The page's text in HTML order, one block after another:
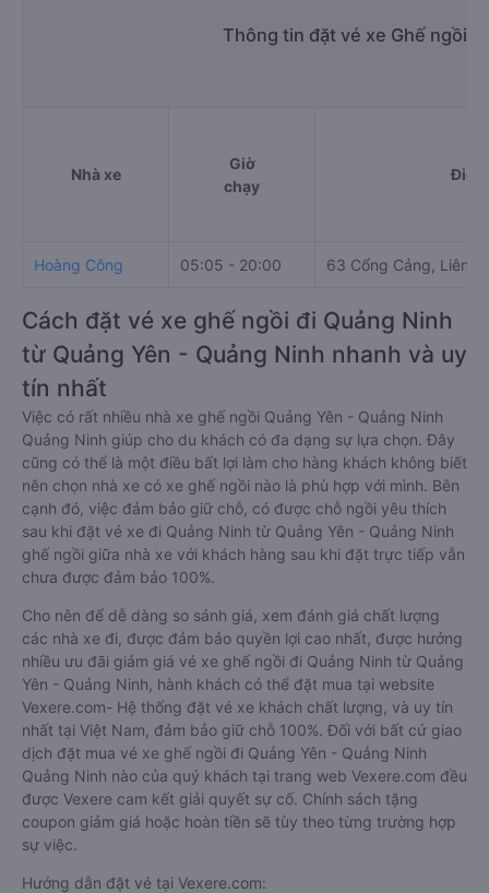
Thông tin đặt vé xe Ghế ngồi
Nhà xe
Giờ
chạy
Hoàng Công 05:05 - 20:00 63 Cổng Cảng, Liên
Cách đặt vé xe ghế ngồi đi Quảng Ninh
từ Quảng Yên - Quảng Ninh nhanh và uy
tín nhất
Việc có rất nhiều nhà xe ghế ngồi Quảng Yên - Quảng Ninh
Quảng Ninh giúp cho du khách có đa dạng sự lựa chọn. Đây
cũng có thể là một điều bất lợi làm cho hàng khách không biết
nên chọn nhà xe có xe ghế ngồi nào là phù hợp với mình. Bên
cạnh đó, việc đảm bảo giữ chỗ, có được chỗ ngồi yêu thích
sau khi đặt vé xe đi Quảng Ninh từ Quảng Yên - Quảng Ninh
ghế ngồi giữa nhà xe với khách hàng sau khi đặt trực tiếp vẫn
chưa được đảm bảo 100%.
Cho nên để dễ dàng so sánh giá, xem đánh giá chất lượng
các nhà xe đi, được đảm bảo quyền lợi cao nhất, được hưởng
nhiều ưu đãi giảm giá vé xe ghế ngồi đi Quảng Ninh từ Quảng
Yên - Quảng Ninh, hành khách có thể đặt mua tại website
Vexere.com- Hệ thống đặt vé xe khách chất lượng, và uy tín
nhất tại Việt Nam, đảm bảo giữ chỗ 100%. Đối với bất cứ giao
dịch đặt mua vé xe ghế ngồi đi Quảng Yên - Quảng Ninh
Quảng Ninh nào của quý khách tại trang web Vexere.com đều
được Vexere cam kết giải quyết sự cố. Chính sách tặng
coupon giảm giá hoặc hoàn tiền sẽ tùy theo từng trường hợp
sự việc.
Hướng dẫn đặt vé tại Vexere.com: